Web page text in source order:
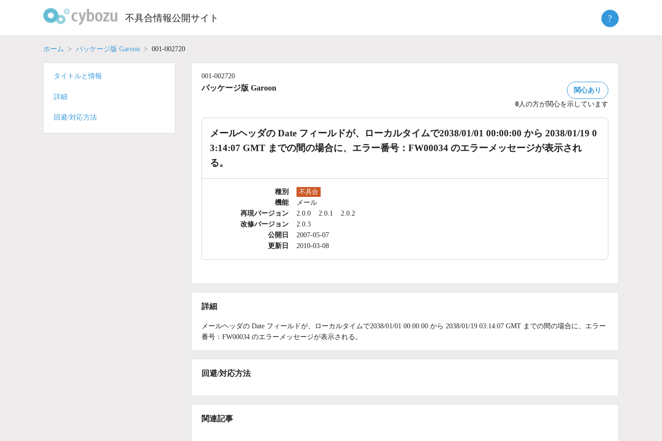
不具合情報公開サイト ?
ホーム パッケージ版 Garoon 001-002720
001-002720
パッケージ版 Garoon
関心あり
0人の方が関心を示しています
メールヘッダの Date フィールドが、ローカルタイムで2038/01/01 00:00:00 から 2038/01/19 0
3:14:07 GMT までの間の場合に、エラー番号：FW00034 のエラーメッセージが表示され
る。
種別 不具合
機能
メール
再現バージョン
2.0.0 2.0.1
2.0.2
改修バージョン
2.0.3
公開日
2007-05-07
更新日
2010-03-08
詳細
メールヘッダの Date フィールドが、ローカルタイムで2038/01/01 00:00:00 から 2038/01/19 03:14:07 GMT までの間の場合に、エラー
番号：FW00034 のエラーメッセージが表示される。
回避/対応方法
関連記事
タイトルと情報
詳細
回避/対応方法